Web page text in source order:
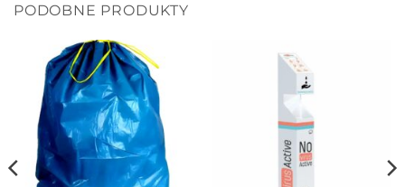
PODOBNE PRODUKTY